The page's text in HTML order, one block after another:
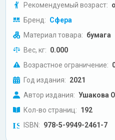
Рекомендуемый возраст:
Бренд: Сфера
Материал товара: бумага
Вес, кг: 0.000
Возрастное ограничение:
Год издания: 2021
Автор издания: Ушакова
Кол-во страниц: 192
ISBN: 978-5-9949-2461-7